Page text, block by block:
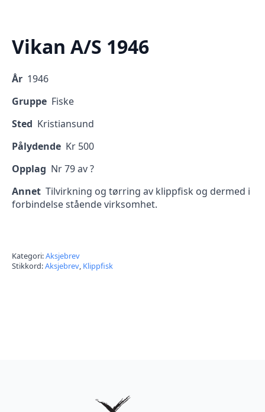
Vikan A/S 1946
År 1946
Gruppe Fiske
Sted Kristiansund
Pålydende Kr 500
Opplag Nr 79 av ?
Annet Tilvirkning og tørring av klippfisk og dermed i
forbindelse stående virksomhet.
Kategori:Aksjebrev
Stikkord:Aksjebrev, Klippfisk